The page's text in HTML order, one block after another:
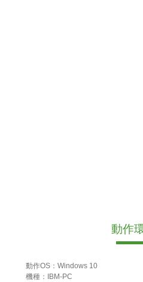
動作
動作OS：Windows 10
機種：IBM-PC